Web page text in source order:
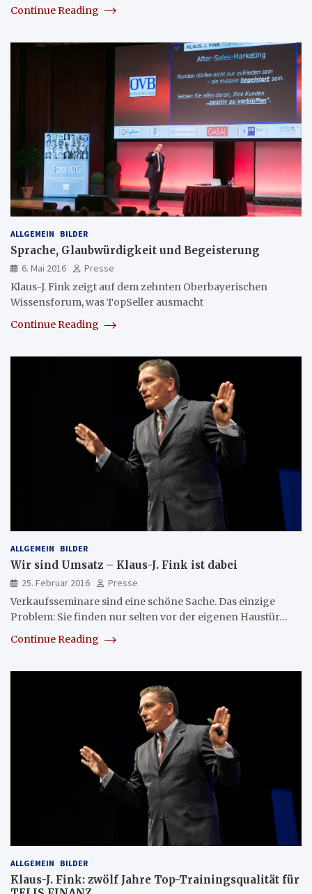
Continue Reading
ALLGEMEIN BILDER
Sprache, Glaubwürdigkeit und Begeisterung
6. Mai 2016
Presse
Klaus-J. Fink zeigt auf dem zehnten Oberbayerischen
Wissensforum, was TopSeller ausmacht
Continue Reading
ALLGEMEIN BILDER
Wir sind Umsatz – Klaus-J. Fink ist dabei
25. Februar 2016
Presse
Verkaufsseminare sind eine schöne Sache. Das einzige
Problem: Sie finden nur selten vor der eigenen Haustür…
Continue Reading
ALLGEMEIN BILDER
Klaus-J. Fink: zwölf Jahre Top-Trainingsqualität für